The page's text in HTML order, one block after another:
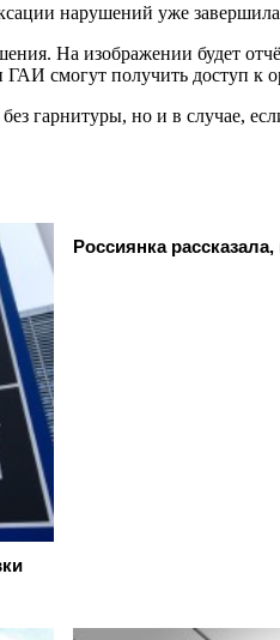
нарушений уже
На изображении будет
смогут получить доступ к
гарнитуры, но и в случае,
Россиянка